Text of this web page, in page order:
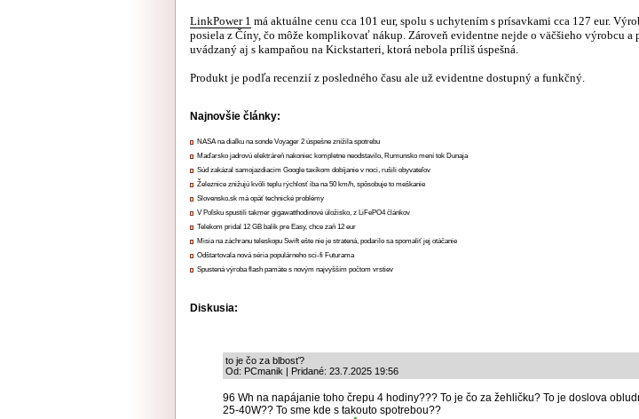
LinkPower 1 má aktuálne cenu cca 101 eur, spolu s uchytením s prísavkami cca 127 eur.
posiela z Číny, čo môže komplikovať nákup. Zároveň evidentne nejde o väčšieho výrobcu a
uvádzaný aj s kampaňou na Kickstarteri, ktorá nebola príliš úspešná.
Produkt je podľa recenzií z posledného času ale už evidentne dostupný a funkčný.
Najnovšie články:
NASA na diaľku na sonde Voyager 2 úspešne znížila spotrebu
Maďarsko jadrovú elektráreň nakoniec kompletne neodstavilo, Rumunsko mení tok Dunaja
Súd zakázal samojazdiacim Google taxíkom dobíjanie v noci, rušili obyvateľov
Železnice znižujú kvôli teplu rýchlosť iba na 50 km/h, spôsobuje to meškanie
Slovensko.sk má opäť technické problémy
V Poľsku spustili takmer gigawatthodinové úložisko, z LiFePO4 článkov
Telekom pridal 12 GB balík pre Easy, chce zaň 12 eur
Misia na záchranu teleskopu Swift ešte nie je stratená, podarilo sa spomaliť jej otáčanie
Odštartovala nová séria populárneho sci-fi Futurama
Spustená výroba flash pamäte s novým najvyšším počtom vrstiev
Diskusia:
to je čo za blbosť?
Od: PCmanik | Pridané: 23.7.2025 19:56
96 Wh na napájanie toho črepu 4 hodiny??? To je čo za žehličku? To je doslova
25-40W?? To sme kde s takouto spotrebou??